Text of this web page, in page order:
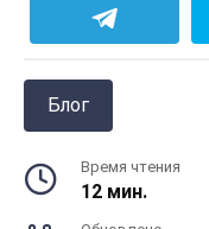
Блог
Время чтения
12 мин.